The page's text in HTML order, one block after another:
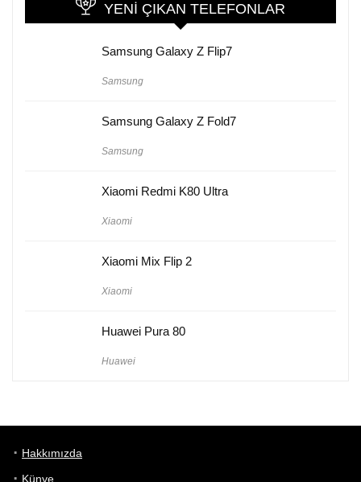
YENI ÇIKAN TELEFONLAR
Samsung Galaxy Z Flip7
Samsung
Samsung Galaxy Z Fold7
Samsung
Xiaomi Redmi K80 Ultra
Xiaomi
Xiaomi Mix Flip 2
Xiaomi
Huawei Pura 80
Huawei
Hakkımızda
Künye